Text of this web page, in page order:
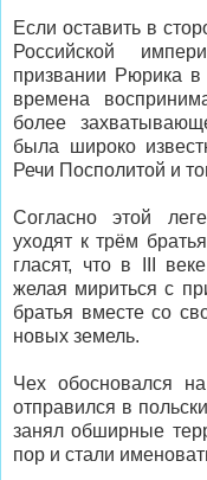
Если оставить в
Российской
призвании Рюрика в
времена
более
была широко
Речи Посполитой и
Согласно этой
уходят к трём
гласят, что в III
желая мириться с
братья вместе со
новых земель.
Чех обосновался
отправился в
занял обширные
пор и стали